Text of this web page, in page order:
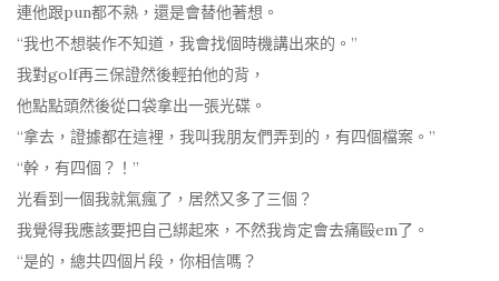
連他跟pun都不熟，還是會替他著想。
“我也不想裝作不知道，我會找個時機講出來的。”
我對golf再三保證然後輕拍他的背，
他點點頭然後從口袋拿出一張光碟。
“拿去，證據都在這裡，我叫我朋友們弄到的，有四個檔案。”
“幹，有四個？！”
光看到一個我就氣瘋了，居然又多了三個？
我覺得我應該要把自己綁起來，不然我肯定會去痛毆em了。
“是的，總共四個片段，你相信嗎？